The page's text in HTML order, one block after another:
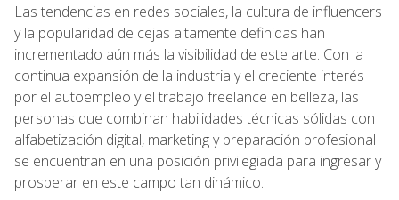
Las tendencias en redes sociales, la cultura de influencers
y la popularidad de cejas altamente definidas han
incrementado aún más la visibilidad de este arte. Con la
continua expansión de la industria y el creciente interés
por el autoempleo y el trabajo freelance en belleza, las
personas que combinan habilidades técnicas sólidas con
alfabetización digital, marketing y preparación profesional
se encuentran en una posición privilegiada para ingresar y
prosperar en este campo tan dinámico.